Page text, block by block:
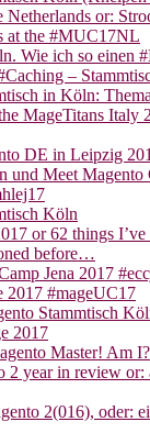
Netherlands or:
at the #MUC17NL
Wie ich so einen
–
in Köln:
MageTitans Italy
DE in Leipzig
und Meet
Köln
or 62 things I’ve
before…
Jena 2017
2017 #mageUC17
Stammtisch
2017
Master! Am I?
2 year in review
2(016), oder: